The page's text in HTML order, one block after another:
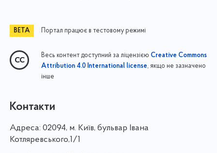
Портал працює в тестовому режимі
Весь контент доступний за ліцензією Creative Commons
Attribution 4.0 International license, якщо не зазначено
інше
Контакти
Адреса: 02094, м. Київ, бульвар Івана
Котляревського,1/1